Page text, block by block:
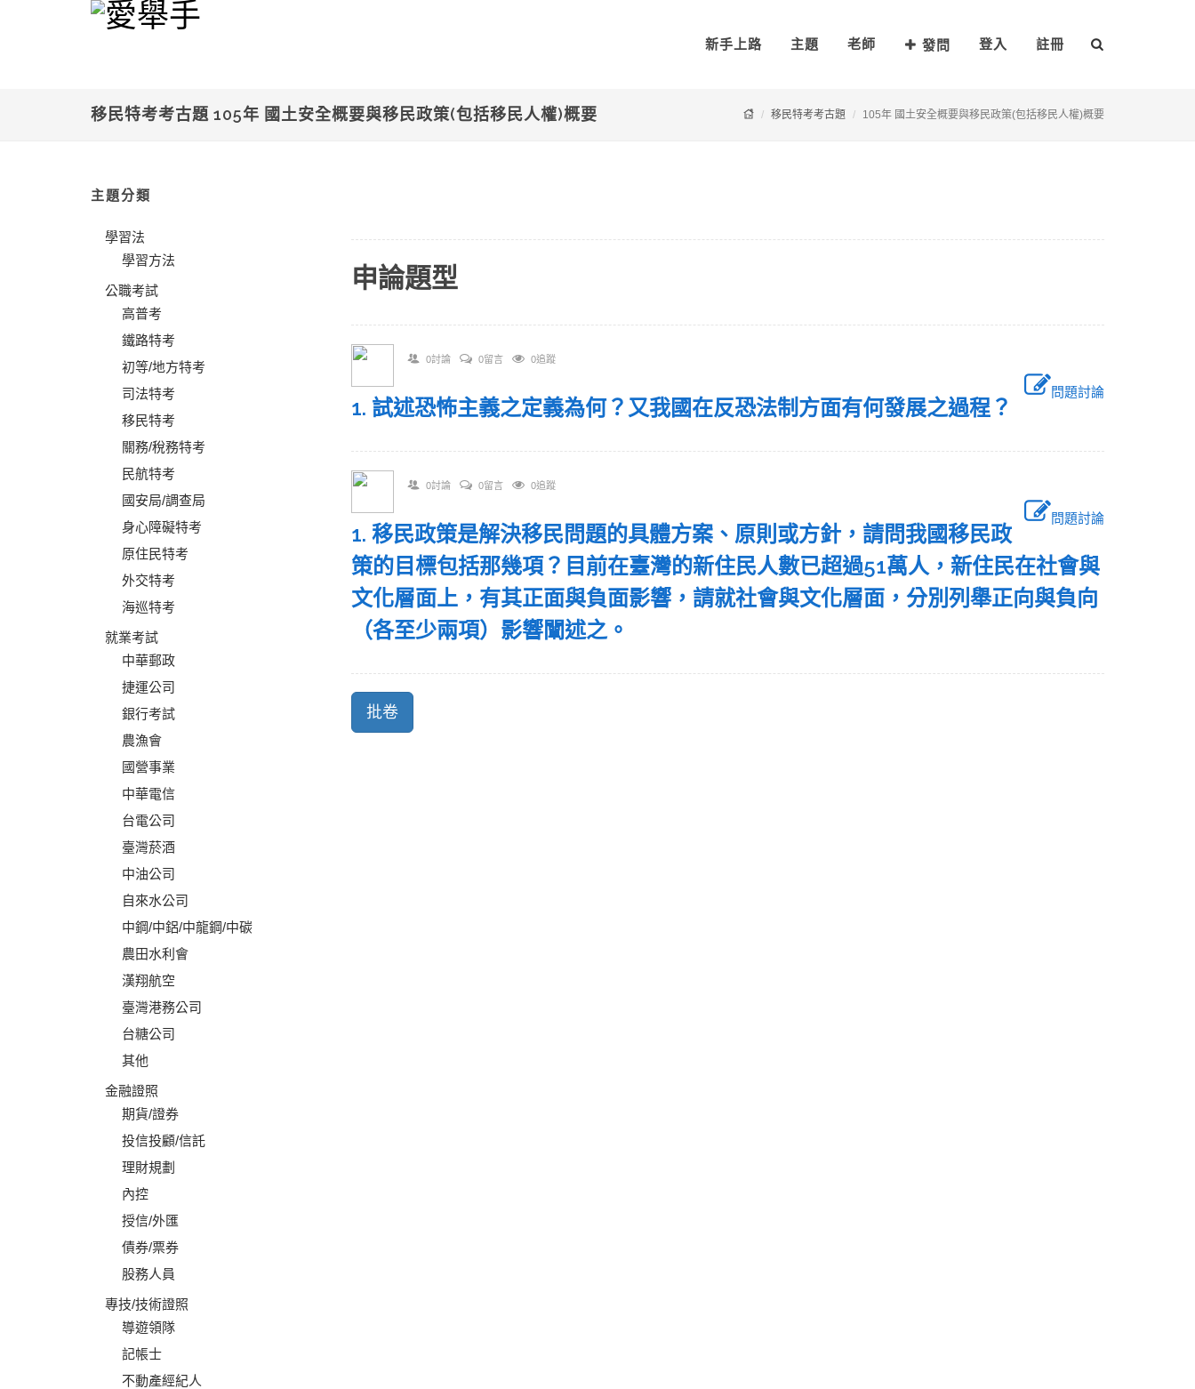
新手上路 主題 老師 發問 登入 註冊
移民特考考古題 105年 國土安全概要與移民政策(包括移民人權)概要 移民特考考古題 105年 國土安全概要與移民政策(包括移民人權)概要
主題分類
學習法
學習方法
公職考試
高普考
鐵路特考
初等/地方特考
司法特考
移民特考
關務/稅務特考
民航特考
國安局/調查局
身心障礙特考
原住民特考
外交特考
海巡特考
就業考試
中華郵政
捷運公司
銀行考試
農漁會
國營事業
中華電信
台電公司
臺灣菸酒
中油公司
自來水公司
中鋼/中鋁/中龍鋼/中碳
農田水利會
漢翔航空
臺灣港務公司
台糖公司
其他
金融證照
期貨/證券
投信投顧/信託
理財規劃
內控
授信/外匯
債券/票券
股務人員
專技/技術證照
導遊領隊
記帳士
不動產經紀人
申論題型
0討論 0留言 0追蹤
問題討論
1. 試述恐怖主義之定義為何？又我國在反恐法制方面有何發展之過程？
0討論 0留言 0追蹤
問題討論
1. 移民政策是解決移民問題的具體方案、原則或方針，請問我國移民政
策的目標包括那幾項？目前在臺灣的新住民人數已超過51萬人，新住民在社會與
文化層面上，有其正面與負面影響，請就社會與文化層面，分別列舉正向與負向
（各至少兩項）影響闡述之。